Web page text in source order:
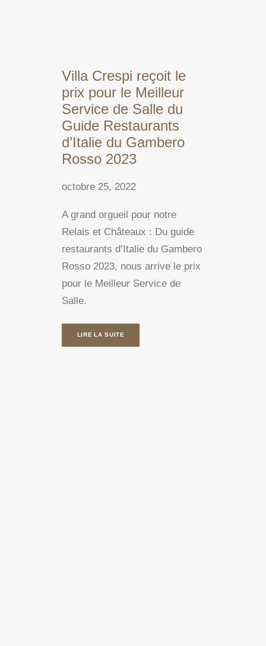
Villa Crespi reçoit le
prix pour le Meilleur
Service de Salle du
Guide Restaurants
d’Italie du Gambero
Rosso 2023
octobre 25, 2022
A grand orgueil pour notre
Relais et Châteaux : Du guide
restaurants d’Italie du Gambero
Rosso 2023, nous arrive le prix
pour le Meilleur Service de
Salle.
LIRE LA SUITE